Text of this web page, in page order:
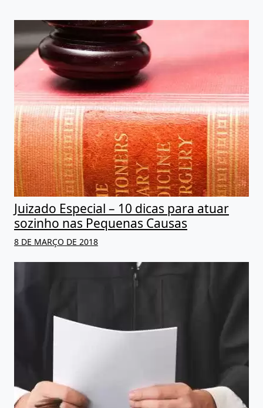
Juizado Especial – 10 dicas para atuar
sozinho nas Pequenas Causas
8 DE MARÇO DE 2018